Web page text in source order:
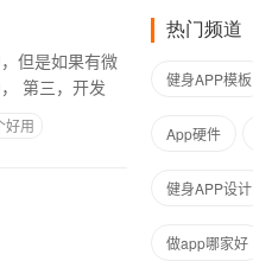
但是如果有微
商城跟分销，在一起会有更多的费用影响因素在微商城开发，的过程中以及在实际的消费过程中， 第三，开发
好用
热门频道
健身APP模板
App硬件
健身APP设计
做app哪家好